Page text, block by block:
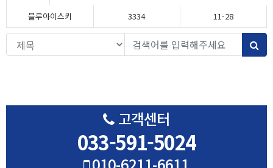
블루아이스키
3334 11-28
검색대상
고객센터
033-591-5024